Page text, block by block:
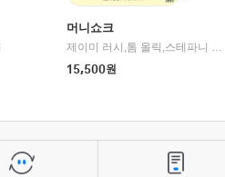
머니쇼크
제이미 러시,톰 올릭,스테파니 플랜더스 편저/임경은 역/박정호 감수
15,500원